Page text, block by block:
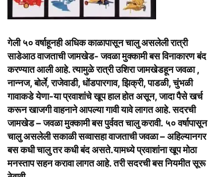
गेली ५० वर्षाहूनही अधिक काळापासून चालु असलेली रात्री
साडेआठ वाजताची जामखेड- जवळा मुक्कामी बस विनाकारण बंद
करण्यात आली आहे. त्यामुळे रात्री उशिरा जामखेडहून जवळा ,
नान्नज, बोर्ले, राजेवाडी, धोंडपारगाव, झिक्री, पाडळी, चुंभळी
गावाकडे येणा-या प्रवाशांचे खूप हाल होत असून, जादा पैसे खर्च
करून खाजगी वाहनाने आपल्या गावी यावे लागत आहे. सदरची
जामखेड – जवळा मुक्कामी बस पुर्ववत चालु करावी. ५० वर्षापासून
चालु असलेली सकाळी सव्वासहा वाजताची जवळा – अहिल्यानगर
बस कधी चालु तर कधी बंद असते.यामध्ये प्रवाशांना खूप मोठा
मनस्ताप सहन करावा लागत आहे. तरी सदरची बस नियमीत सूरू